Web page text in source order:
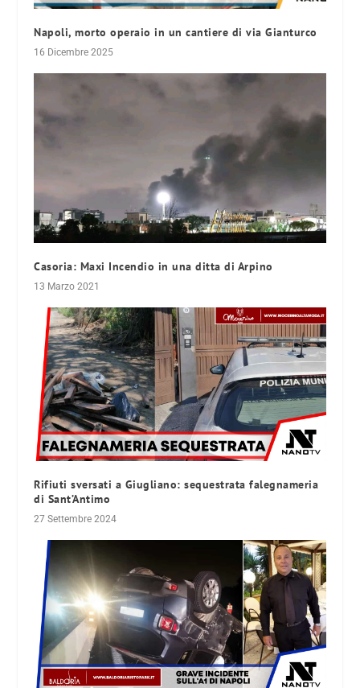
Napoli, morto operaio in un cantiere di via Gianturco
16 Dicembre 2025
Casoria: Maxi Incendio in una ditta di Arpino
13 Marzo 2021
Rifiuti sversati a Giugliano: sequestrata falegnameria
di Sant’Antimo
27 Settembre 2024